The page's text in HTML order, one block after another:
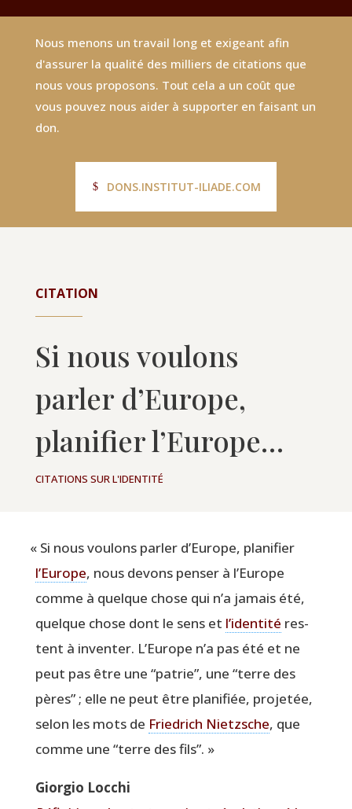
Nous menons un travail long et exigeant afin
d'assurer la qualité des milliers de citations que
nous vous proposons. Tout cela a un coût que
vous pouvez nous aider à supporter en faisant un
don.
DONS.INSTITUT-ILIADE.COM
CITATION
Si nous voulons
parler d’Europe,
planifier l’Europe…
CITATIONS SUR L'IDENTITÉ
« Si nous vou­lons par­ler d’Europe, pla­ni­fier
l’Europe, nous devons pen­ser à l’Europe
comme à quelque chose qui n’a jamais été,
quelque chose dont le sens et l’identité res­
tent à inven­ter. L’Europe n’a pas été et ne
peut pas être une “patrie”, une “terre des
pères” ; elle ne peut être pla­ni­fiée, pro­je­tée,
selon les mots de Frie­drich Nietzsche, que
comme une “terre des fils”. »
Gior­gio Locchi